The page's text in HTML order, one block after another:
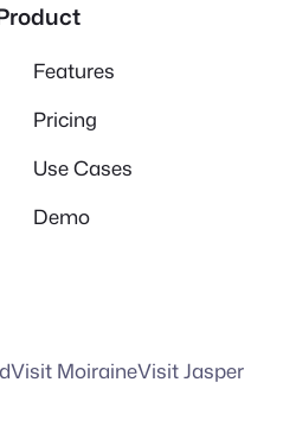
Features
Pricing
Use Cases
Demo
Visit MoiraineVisit Jasper